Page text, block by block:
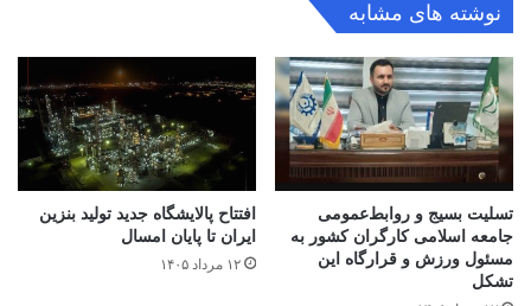
نوشته های مشابه
تسلیت بسیج و روابط‌عمومی
جامعه اسلامی کارگران کشور به
مسئول ورزش و قرارگاه این
تشکل
افتتاح ‌پالایشگاه جدید تولید بنزین
ایران تا پایان امسال
۱۲ مرداد ۱۴۰۵